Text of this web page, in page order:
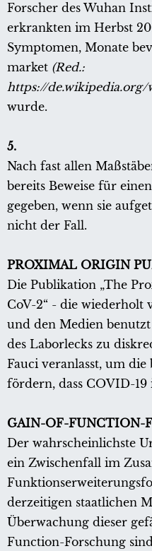
Forscher des Wuhan
erkrankten im Herbst
Symptomen, Monate
market (Red.:
https://
wurde.
5.
Nach fast allen
bereits Beweise für
gegeben, wenn sie
nicht der Fall.
PROXIMAL ORIGIN
Die Publikation „The
CoV-2“ - die wiederholt
und den Medien
des Laborlecks zu
Fauci veranlasst, um
fördern, dass COVID-
GAIN-OF-FUNCTION-
Der wahrscheinlichste
ein Zwischenfall im
derzeitigen staatlichen
Überwachung dieser
Function-Forschung